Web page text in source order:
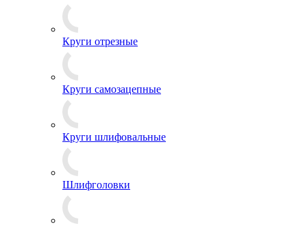
Круги отрезные
Круги самозацепные
Круги шлифовальные
Шлифголовки